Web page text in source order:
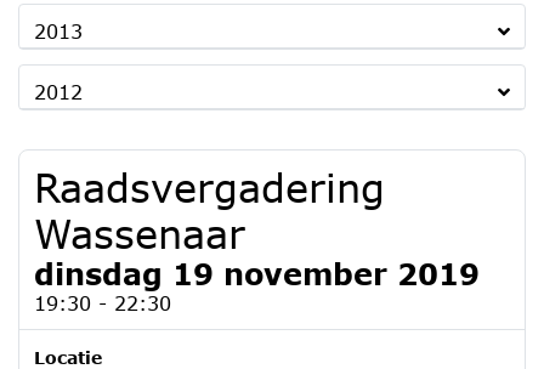
2013
2012
Raadsvergadering
Wassenaar
dinsdag 19 november 2019
19:30 - 22:30
Locatie